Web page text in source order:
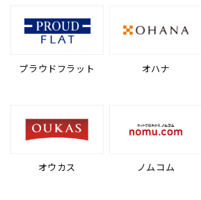
プラウドフラット オハナ
オウカス ノムコム